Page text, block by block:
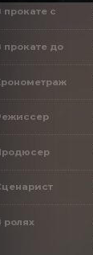
прокате с
прокате до
ролях